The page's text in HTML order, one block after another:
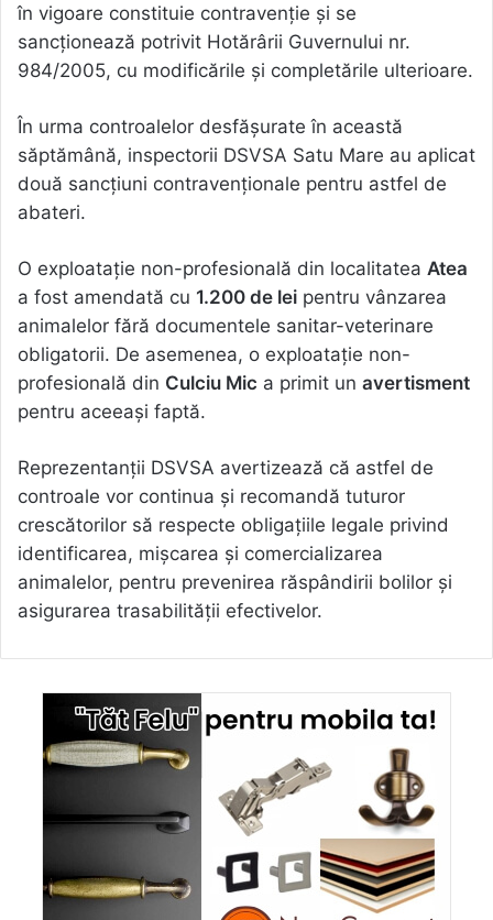
în vigoare constituie contravenție și se
sancționează potrivit Hotărârii Guvernului nr.
984/2005, cu modificările și completările ulterioare.
În urma controalelor desfășurate în această
săptămână, inspectorii DSVSA Satu Mare au aplicat
două sancțiuni contravenționale pentru astfel de
abateri.
O exploatație non-profesională din localitatea Atea
a fost amendată cu 1.200 de lei pentru vânzarea
animalelor fără documentele sanitar-veterinare
obligatorii. De asemenea, o exploatație non-
profesională din Culciu Mic a primit un avertisment
pentru aceeași faptă.
Reprezentanții DSVSA avertizează că astfel de
controale vor continua și recomandă tuturor
crescătorilor să respecte obligațiile legale privind
identificarea, mișcarea și comercializarea
animalelor, pentru prevenirea răspândirii bolilor și
asigurarea trasabilității efectivelor.